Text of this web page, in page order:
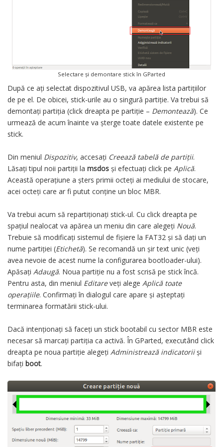
Selectare și demontare stick în GParted
După ce ați selectat dispozitivul USB, va apărea lista partițiilor
de pe el. De obicei, stick-urile au o singură partiție. Va trebui să
demontați partiția (click dreapta pe partiție – Demontează). Ce
urmează de acum înainte va șterge toate datele existente pe
stick.
Din meniul Dispozitiv, accesați Creează tabelă de partiții.
Lăsați tipul noii partiții la msdos și efectuați click pe Aplică.
Această operațiune a șters primii octeți ai mediului de stocare,
acei octeți care ar fi putut conține un bloc MBR.
Va trebui acum să repartiționați stick-ul. Cu click dreapta pe
spațiul nealocat va apărea un meniu din care alegeți Nouă.
Trebuie să modificați sistemul de fișiere la FAT32 și să dați un
nume partiției (Etichetă). Se recomandă un șir text unic (veți
avea nevoie de acest nume la configurarea bootloader-ului).
Apăsați Adaugă. Noua partiție nu a fost scrisă pe stick încă.
Pentru asta, din meniul Editareveți alege Aplică toate
operațiile. Confirmați în dialogul care apare și așteptați
terminarea formatării stick-ului.
Dacă intenționați să faceți un stick bootabil cu sector MBR este
necesar să marcați partiția ca activă. În GParted, executând click
dreapta pe noua partiție alegeți Administrează indicatoriiși
bifați boot.